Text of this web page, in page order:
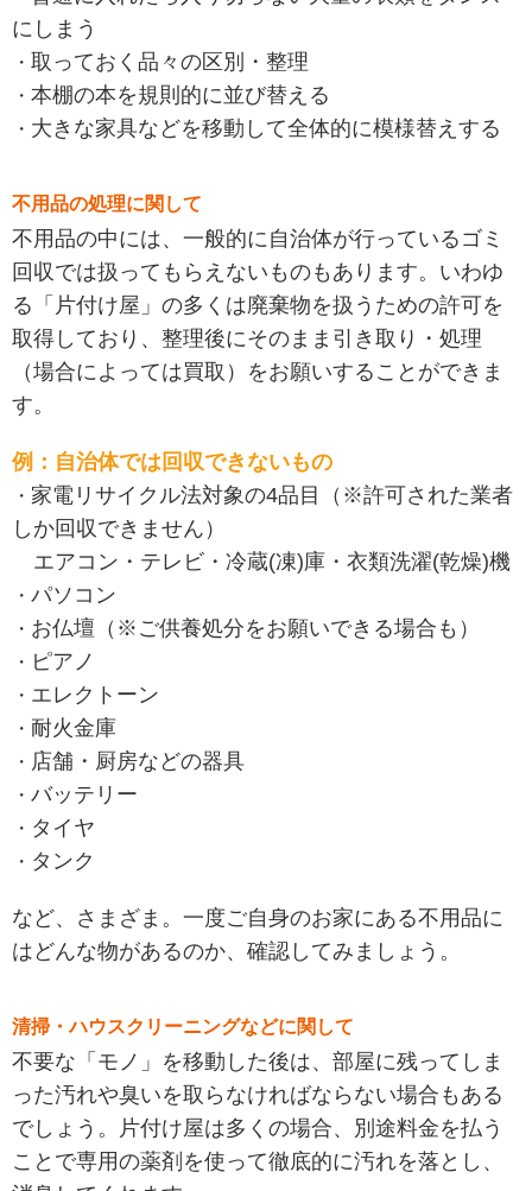
にしまう
取っておく品々の区別・整理
本棚の本を規則的に並び替える
大きな家具などを移動して全体的に模様替えする
不用品の処理に関して
不用品の中には、一般的に自治体が行っているゴミ
回収では扱ってもらえないものもあります。いわゆ
る「片付け屋」の多くは廃棄物を扱うための許可を
取得しており、整理後にそのまま引き取り・処理
（場合によっては買取）をお願いすることができま
す。
例：自治体では回収できないもの
家電リサイクル法対象の4品目（※許可された業者
しか回収できません）
エアコン・テレビ・冷蔵(凍)庫・衣類洗濯(乾燥)機
パソコン
お仏壇（※ご供養処分をお願いできる場合も）
ピアノ
エレクトーン
耐火金庫
店舗・厨房などの器具
バッテリー
タイヤ
タンク
など、さまざま。一度ご自身のお家にある不用品に
はどんな物があるのか、確認してみましょう。
清掃・ハウスクリーニングなどに関して
不要な「モノ」を移動した後は、部屋に残ってしま
った汚れや臭いを取らなければならない場合もある
でしょう。片付け屋は多くの場合、別途料金を払う
ことで専用の薬剤を使って徹底的に汚れを落とし、